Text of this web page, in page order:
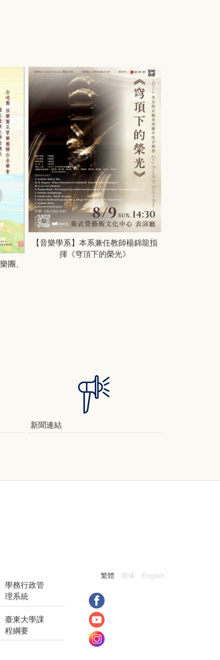
團、
【音樂學系】本系兼任教師楊錦龍指
揮《穹頂下的榮光》
新聞連結
繁體 简体 English
學務行政管
理系統
臺東大學課
程綱要